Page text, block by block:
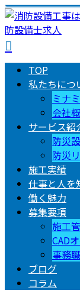
TOP
私たちにつ
ミナ
会社
サービス紹
防災
防災
施工実績
仕事と人を
働く魅力
募集要項
施工
CAD
事務職
ブログ
コラム